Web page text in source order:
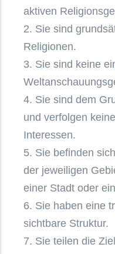
aktiven
2. Sie sind
Religionen.
3. Sie sind keine
4. Sie sind dem
und verfolgen
Interessen.
5. Sie befinden
der jeweiligen
einer Stadt oder
6. Sie haben eine
sichtbare Struktur.
7. Sie teilen die